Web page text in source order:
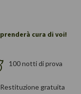
cura di voi!
100 notti di prova
Restituzione gratuita